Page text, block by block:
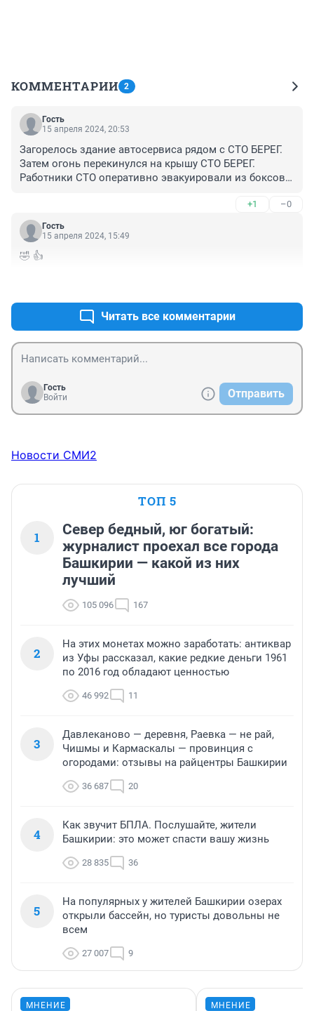
КОММЕНТАРИИ 2
Гость
15 апреля 2024, 20:53
Загорелось здание автосервиса рядом с СТО БЕРЕГ.
Затем огонь перекинулся на крышу СТО БЕРЕГ.
Работники СТО оперативно эвакуировали из боксов
сдерживать огонь с помощью огнетушителей до
приезда МЧС. Пожарные прибыли очень быстро.
Работали так же оперативно. Честь им и хвала. СТО
БЕРЕГ практически не пострадал. Завтра начнём
ремонт небольшого участка крыши. Слава БОГУ, люди
+1 –0
Гость
15 апреля 2024, 15:49
🤣 👍
Читать все комментарии
Гость
Войти
Отправить
Новости СМИ2
ТОП 5
1
Север бедный, юг богатый:
журналист проехал все города
Башкирии — какой из них
лучший
105 096 167
2
На этих монетах можно заработать: антиквар
из Уфы рассказал, какие редкие деньги 1961
по 2016 год обладают ценностью
46 992 11
3
Давлеканово — деревня, Раевка — не рай,
Чишмы и Кармаскалы — провинция с
огородами: отзывы на райцентры Башкирии
36 687 20
4
Как звучит БПЛА. Послушайте, жители
Башкирии: это может спасти вашу жизнь
28 835 36
5
На популярных у жителей Башкирии озерах
открыли бассейн, но туристы довольны не
всем
27 007 9
МНЕНИЕ МНЕНИЕ